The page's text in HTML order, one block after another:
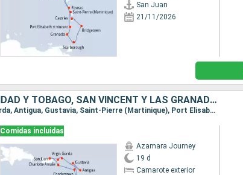
San Juan
21/11/2026
ANTIGUA Y BARBUDA, FRANCIA, TRINIDAD Y TOBAGO, SAN VINCENT Y LAS GRANADINAS, BARBADOS, ARUBA, SANTA LUCIA, ESTADOS UNIDOS, PUERTO RICO
Itinerario : San Juan, Charlotte Amalie, Virgin Gorda, Antigua, Gustavia, Saint-Pierre (Martinique), Port Elisabeth st vincent, Scarborough, Mayreau, Bridgetown, Oranjestad (Aruba), Willemstad(Curaçao), Castries, Charlestown, FREDERIKSTED VI, San Juan
Comidas incluidas
Azamara Journey
19 d
Camarote exterior